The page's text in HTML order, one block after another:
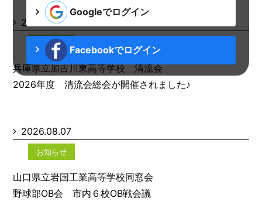
Googleでログイン
Facebookでログイン
2026.08.07
お知らせ
兵庫県立加古川東高等学校 清流会
2026年度 清流会総会が開催されました♪
2026.08.07
お知らせ
山口県立岩国工業高等学校同窓会
野球部OB会 市内６校OB戦会議